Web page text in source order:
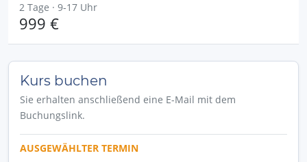
2 Tage · 9-17 Uhr
999 €
Kurs buchen
Sie erhalten anschließend eine E-Mail mit dem
Buchungslink.
AUSGEWÄHLTER TERMIN